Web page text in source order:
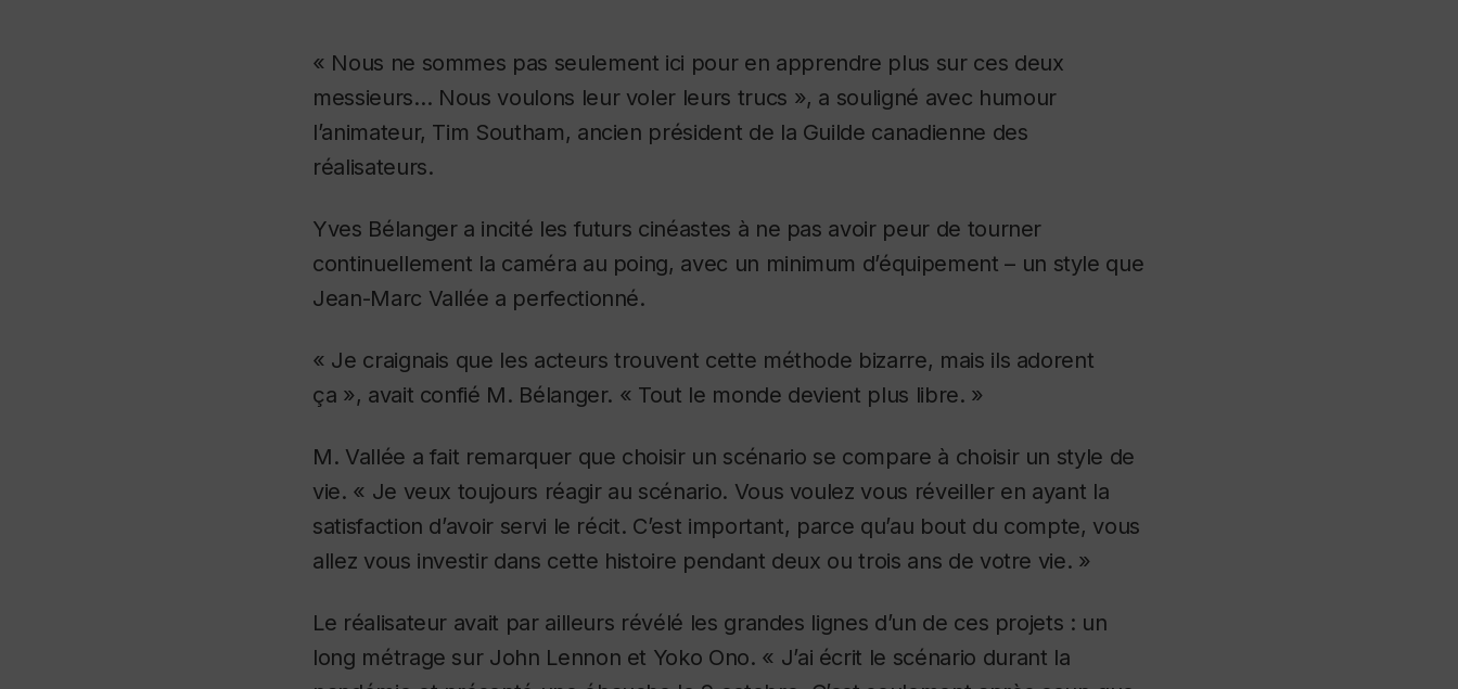
« Nous ne sommes pas seulement ici pour en apprendre plus sur ces deux
messieurs… Nous voulons leur voler leurs trucs », a souligné avec humour
l’animateur, Tim Southam, ancien président de la Guilde canadienne des
réalisateurs.
Yves Bélanger a incité les futurs cinéastes à ne pas avoir peur de tourner
continuellement la caméra au poing, avec un minimum d’équipement – un style que
Jean-Marc Vallée a perfectionné.
« Je craignais que les acteurs trouvent cette méthode bizarre, mais ils adorent
ça », avait confié M. Bélanger. « Tout le monde devient plus libre. »
M. Vallée a fait remarquer que choisir un scénario se compare à choisir un style de
vie. « Je veux toujours réagir au scénario. Vous voulez vous réveiller en ayant la
satisfaction d’avoir servi le récit. C’est important, parce qu’au bout du compte, vous
allez vous investir dans cette histoire pendant deux ou trois ans de votre vie. »
Le réalisateur avait par ailleurs révélé les grandes lignes d’un de ces projets : un
long métrage sur John Lennon et Yoko Ono. « J’ai écrit le scénario durant la